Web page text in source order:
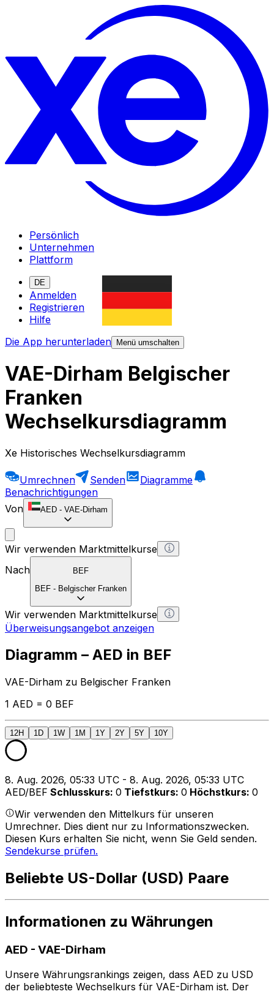
Persönlich
Unternehmen
Plattform
DE
Anmelden
Registrieren
Hilfe
Die App herunterladen
Menü umschalten
VAE-Dirham Belgischer
Franken
Wechselkursdiagramm
Xe Historisches Wechselkursdiagramm
Umrechnen Senden
Diagramme
Benachrichtigungen
Von
AED - VAE-Dirham
Wir verwenden Marktmittelkurse
Nach
BEF
BEF - Belgischer Franken
Wir verwenden Marktmittelkurse
Überweisungsangebot anzeigen
Diagramm – AED in BEF
VAE-Dirham zu Belgischer Franken
1 AED = 0 BEF
12H 1D 1W 1M 1Y 2Y 5Y 10Y
8. Aug. 2026, 05:33 UTC - 8. Aug. 2026, 05:33 UTC
AED/BEF Schlusskurs: 0 Tiefstkurs: 0 Höchstkurs: 0
Wir verwenden den Mittelkurs für unseren
Umrechner. Dies dient nur zu Informationszwecken.
Diesen Kurs erhalten Sie nicht, wenn Sie Geld senden.
Sendekurse prüfen.
Beliebte US-Dollar (USD) Paare
Informationen zu Währungen
AED - VAE-Dirham
Unsere Währungsrankings zeigen, dass AED zu USD
der beliebteste Wechselkurs für VAE-Dirham ist. Der